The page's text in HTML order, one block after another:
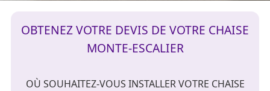
OBTENEZ VOTRE DEVIS DE VOTRE CHAISE
MONTE-ESCALIER
OÙ SOUHAITEZ-VOUS INSTALLER VOTRE CHAISE